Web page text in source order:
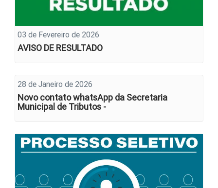
03 de Fevereiro de 2026
AVISO DE RESULTADO
28 de Janeiro de 2026
Novo contato whatsApp da Secretaria
Municipal de Tributos -